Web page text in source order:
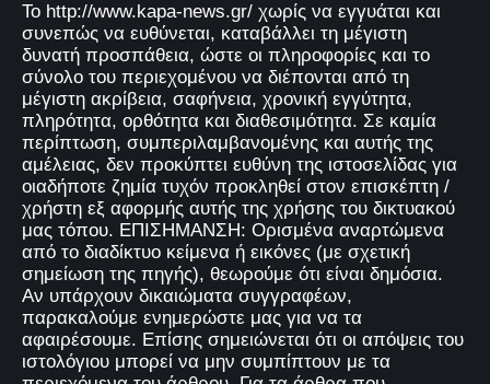
Το http://www.kapa-news.gr/ χωρίς να εγγυάται και
συνεπώς να ευθύνεται, καταβάλλει τη μέγιστη
δυνατή προσπάθεια, ώστε οι πληροφορίες και το
σύνολο του περιεχομένου να διέπονται από τη
μέγιστη ακρίβεια, σαφήνεια, χρονική εγγύτητα,
πληρότητα, ορθότητα και διαθεσιμότητα. Σε καμία
περίπτωση, συμπεριλαμβανομένης και αυτής της
αμέλειας, δεν προκύπτει ευθύνη της ιστοσελίδας για
οιαδήποτε ζημία τυχόν προκληθεί στον επισκέπτη /
χρήστη εξ αφορμής αυτής της χρήσης του δικτυακού
μας τόπου. ΕΠΙΣΗΜΑΝΣΗ: Ορισμένα αναρτώμενα
από το διαδίκτυο κείμενα ή εικόνες (με σχετική
σημείωση της πηγής), θεωρούμε ότι είναι δημόσια.
Αν υπάρχουν δικαιώματα συγγραφέων,
παρακαλούμε ενημερώστε μας για να τα
αφαιρέσουμε. Επίσης σημειώνεται ότι οι απόψεις του
ιστολόγιου μπορεί να μην συμπίπτουν με τα